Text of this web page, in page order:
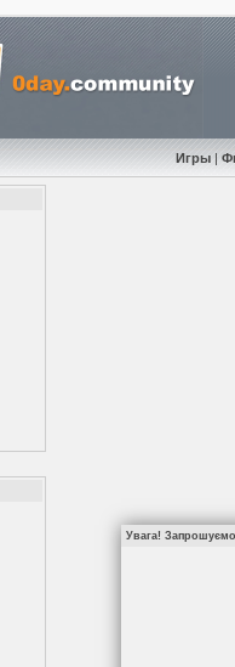
Игры|
Увага! Запрошуємо